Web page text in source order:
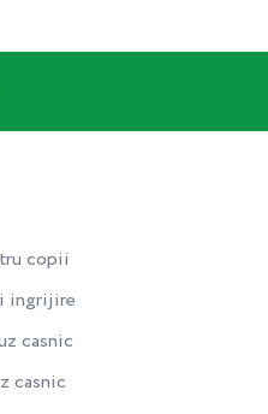
copii
ingrijire
casnic
casnic